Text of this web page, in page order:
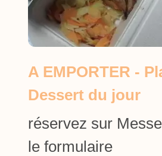
A EMPORTER -
Dessert du jour
réservez sur
le formulaire